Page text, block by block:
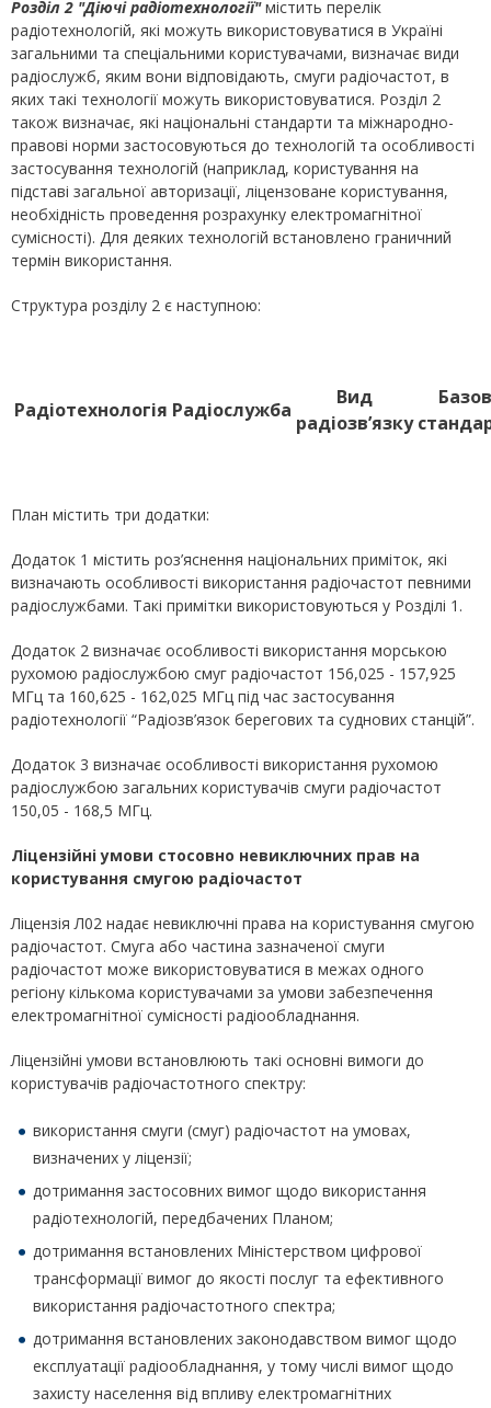
Розділ 2 "Діючі радіотехнології"містить перелік
радіотехнологій, які можуть використовуватися в Україні
загальними та спеціальними користувачами, визначає види
радіослужб, яким вони відповідають, смуги радіочастот, в
яких такі технології можуть використовуватися. Розділ 2
також визначає, які національні стандарти та міжнародно-
правові норми застосовуються до технологій та особливості
застосування технологій (наприклад, користування на
підставі загальної авторизації, ліцензоване користування,
необхідність проведення розрахунку електромагнітної
сумісності). Для деяких технологій встановлено граничний
термін використання.
Структура розділу 2 є наступною:
Радіотехнологія Радіослужба
Вид
радіозв’язку
План містить три додатки:
Додаток 1 містить роз’яснення національних приміток, які
визначають особливості використання радіочастот певними
радіослужбами. Такі примітки використовуються у Розділі 1.
Додаток 2 визначає особливості використання морською
рухомою радіослужбою смуг радіочастот 156,025 - 157,925
МГц та 160,625 - 162,025 МГц під час застосування
радіотехнології “Радіозв’язок берегових та суднових станцій”.
Додаток 3 визначає особливості використання рухомою
радіослужбою загальних користувачів смуги радіочастот
150,05 - 168,5 МГц.
Ліцензійні умови стосовно невиключних прав на
користування смугою радіочастот
Ліцензія Л02 надає невиключні права на користування смугою
радіочастот. Смуга або частина зазначеної смуги
радіочастот може використовуватися в межах одного
регіону кількома користувачами за умови забезпечення
електромагнітної сумісності радіообладнання.
Ліцензійні умови встановлюють такі основні вимоги до
користувачів радіочастотного спектру:
використання смуги (смуг) радіочастот на умовах,
визначених у ліцензії;
дотримання застосовних вимог щодо використання
радіотехнологій, передбачених Планом;
дотримання встановлених Міністерством цифрової
трансформації вимог до якості послуг та ефективного
використання радіочастотного спектра;
дотримання встановлених законодавством вимог щодо
експлуатації радіообладнання, у тому числі вимог щодо
захисту населення від впливу електромагнітних